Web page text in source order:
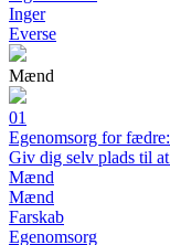
Inger
Everse
Mænd
01
Egenomsorg for
Giv dig selv plads til
Mænd
Mænd
Farskab
Egenomsorg